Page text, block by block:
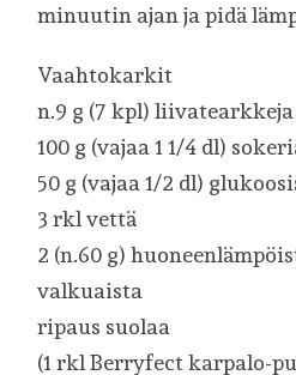
minuutin ajan ja pidä
Vaahtokarkit
n.9 g (7 kpl) liivatearkkeja
100 g (vajaa 1 1/4 dl)
50 g (vajaa 1/2 dl)
3 rkl vettä
2 (n.60 g)
valkuaista
ripaus suolaa
(1 rkl Berryfect karpalo-